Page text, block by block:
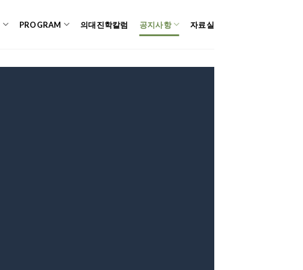
PROGRAM 의대진학칼럼 공지사항 자료실